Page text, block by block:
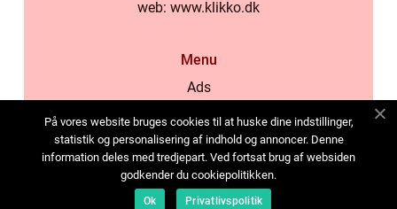
web: www.klikko.dk
Menu
Ads
Cookies
Contact
Sitemap
På vores website bruges cookies til at huske dine indstillinger,
statistik og personalisering af indhold og annoncer. Denne
information deles med tredjepart. Ved fortsat brug af websiden
godkender du cookiepolitikken.
Ok Privatlivspolitik